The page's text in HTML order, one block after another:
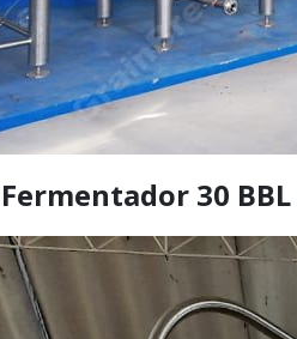
Fermentador 30